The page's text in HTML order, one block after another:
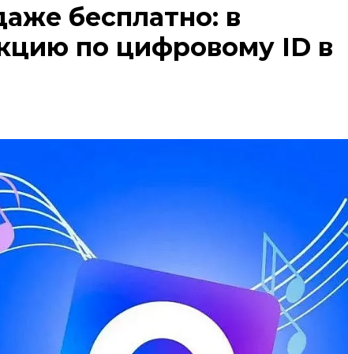
бесплатно: в
по цифровому ID в